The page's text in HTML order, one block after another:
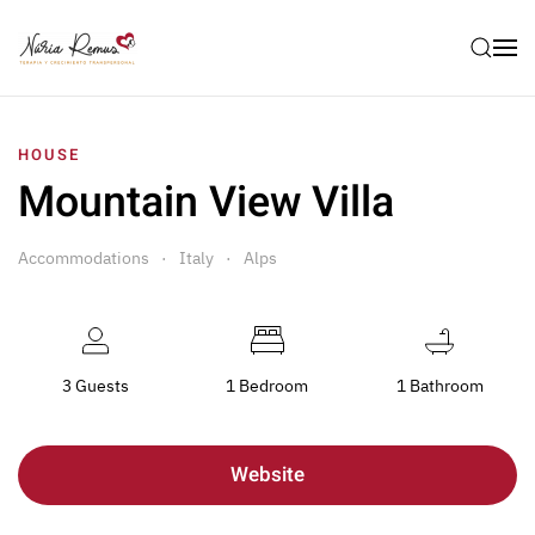
HOUSE
Mountain View Villa
Accommodations Italy Alps
3 Guests 1 Bedroom 1 Bathroom
Website